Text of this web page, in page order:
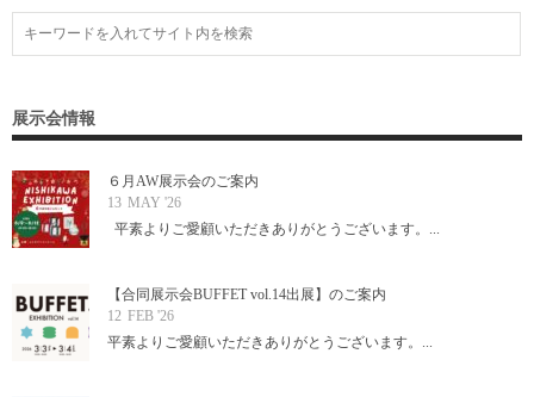
展示会情報
６月AW展示会のご案内
13 MAY '26
平素よりご愛顧いただきありがとうございます。...
【合同展示会BUFFET vol.14出展】のご案内
12 FEB '26
平素よりご愛顧いただきありがとうございます。...